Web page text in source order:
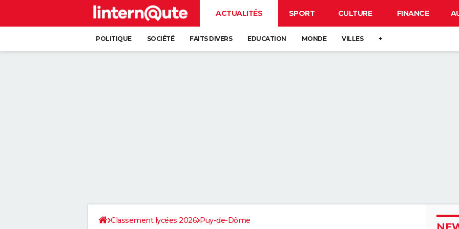
ACTUALITÉS SPORT CULTURE FINANCE
POLITIQUE SOCIÉTÉ FAITS DIVERS EDUCATION MONDE VILLES +
Classement lycées 2026 Puy-de-Dôme